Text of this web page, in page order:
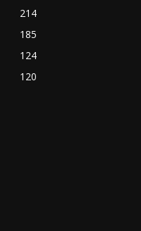
214
185
124
120